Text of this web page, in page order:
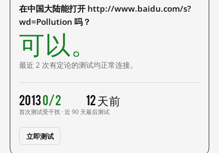
在中国大陆能打开 http://www.baidu.com/s?
wd=Pollution 吗？
可以。
最近 2 次有定论的测试均正常连接。
2013
首次测试
0/2
受干扰 · 近 90 天
12 天前
最后测试
立即测试